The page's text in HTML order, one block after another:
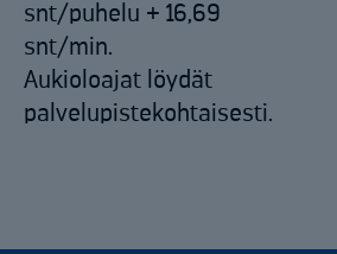
snt/puhelu + 16,69
snt/min.
Aukioloajat löydät
palvelupistekohtaisesti.